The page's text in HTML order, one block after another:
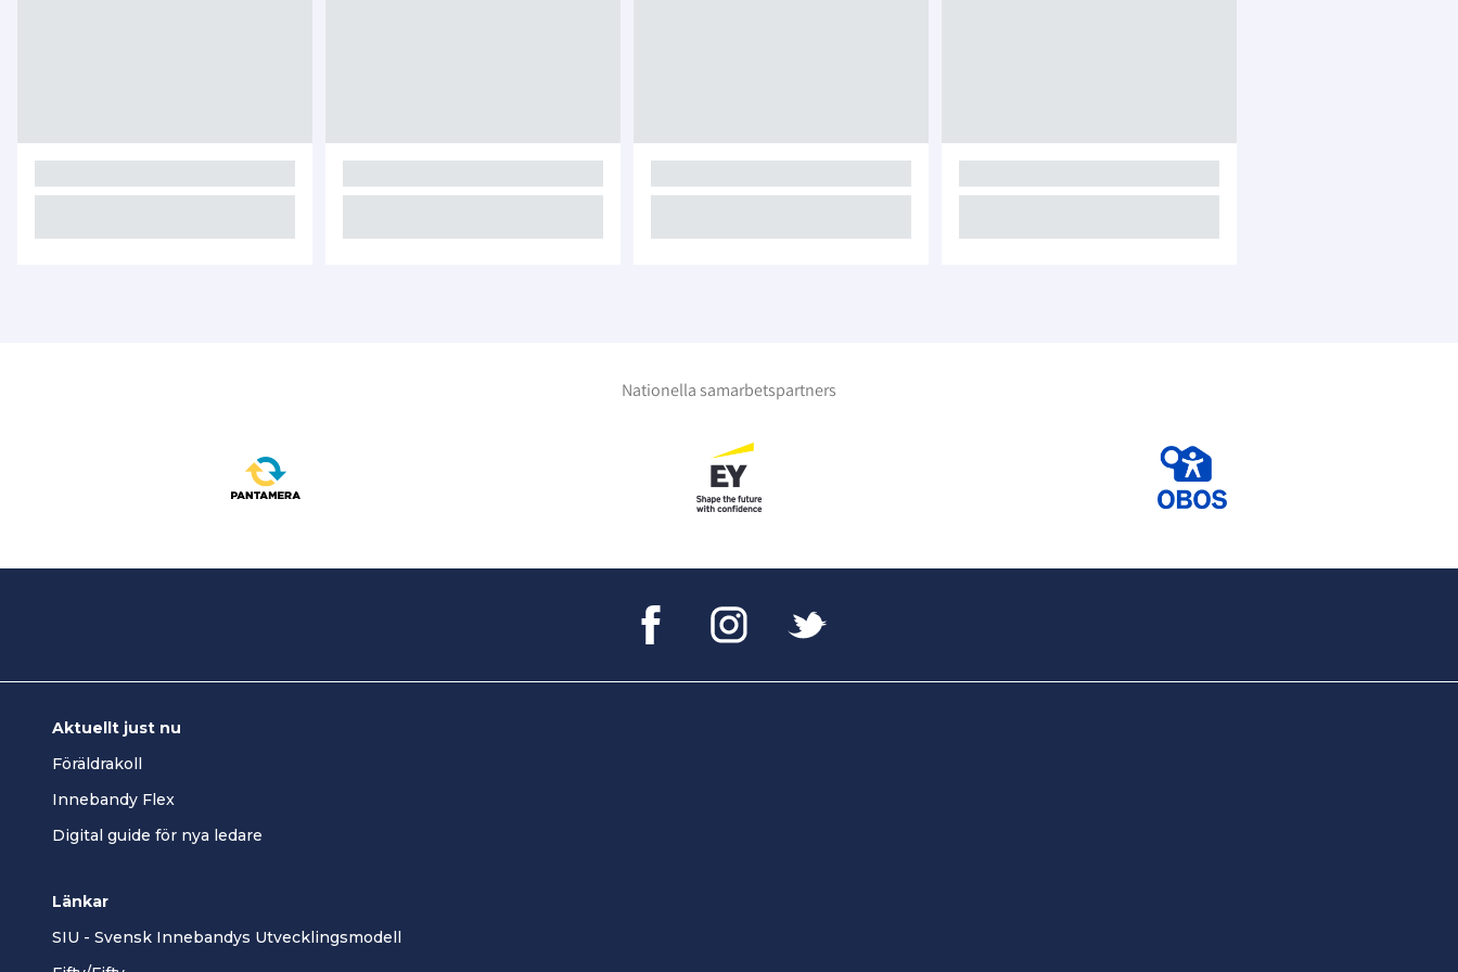
Nationella samarbetspartners
Aktuellt just nu
Föräldrakoll
Innebandy Flex
Digital guide för nya ledare
Länkar
SIU - Svensk Innebandys Utvecklingsmodell